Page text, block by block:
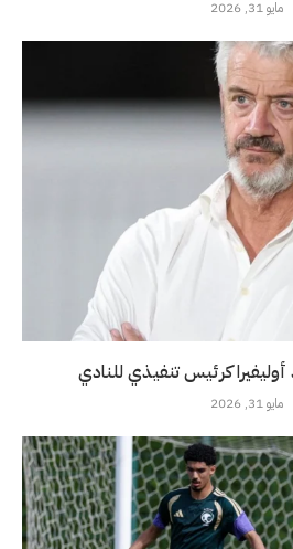
مايو 31, 2026
أوليفيرا كرئيس تنفيذي للنادي
مايو 31, 2026